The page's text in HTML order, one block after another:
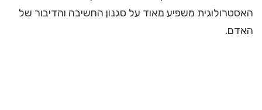
האסטרולוגית משפיע מאוד על סגנון החשיבה והדיבור של
האדם.